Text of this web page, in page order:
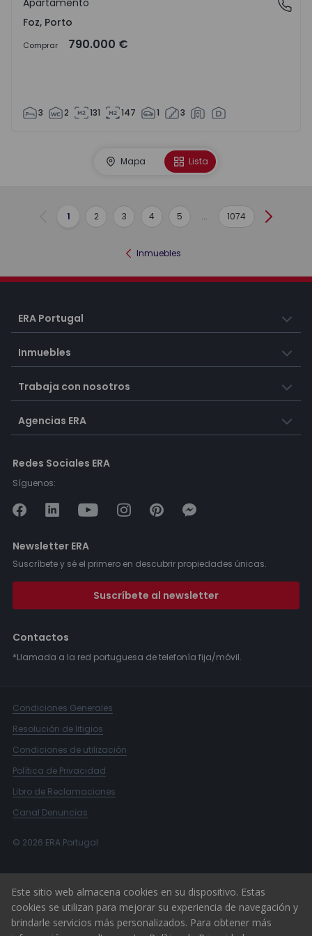
Foz, Porto
Apartamento
Foz, Porto
Comprar 790.000 €
3 2 131 147 1 3
Mapa Lista
Anterior
1 2 3 4 5 ... 1074
Inmuebles
ERA Portugal
Inmuebles
Trabaja con nosotros
Agencias ERA
Redes Sociales ERA
Síguenos:
Newsletter ERA
Suscríbete y sé el primero en descubrir propiedades únicas.
Suscríbete al newsletter
Contactos
*Llamada a la red portuguesa de telefonía fija/móvil.
Condiciones Generales
Resolución de litigios
Condiciones de utilización
Política de Privacidad
Libro de Reclamaciones
Canal Denuncias
© 2026 ERA Portugal
Este sitio web almacena cookies en su dispositivo. Estas
cookies se utilizan para mejorar su experiencia de navegación y
brindarle servicios más personalizados. Para obtener más